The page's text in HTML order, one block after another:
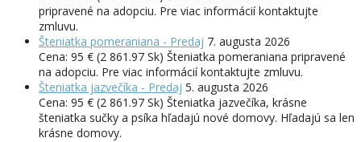
pripravené na adopciu. Pre viac informácií kontaktujte
zmluvu.
Šteniatka pomeraniana - Predaj 7. augusta 2026
Cena: 95 € (2 861.97 Sk) Šteniatka pomeraniana pripravené
na adopciu. Pre viac informácií kontaktujte zmluvu.
Šteniatka jazvečíka - Predaj 5. augusta 2026
Cena: 95 € (2 861.97 Sk) Šteniatka jazvečíka, krásne
šteniatka sučky a psíka hľadajú nové domovy. Hľadajú sa len
krásne domovy.